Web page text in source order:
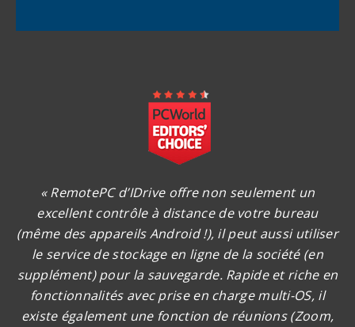
« RemotePC d’IDrive offre non seulement un
excellent contrôle à distance de votre bureau
(même des appareils Android !), il peut aussi utiliser
le service de stockage en ligne de la société (en
supplément) pour la sauvegarde. Rapide et riche en
fonctionnalités avec prise en charge multi-OS, il
existe également une fonction de réunions (Zoom,